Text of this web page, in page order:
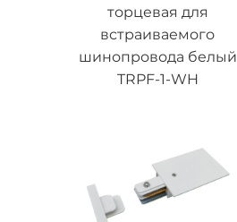
торцевая для
встраиваемого
шинопровода белый
TRPF-1-WH